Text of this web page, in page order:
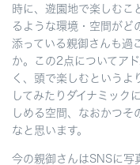
時に、遊園地で楽しむこ
るような環境・空間がど
添っている親御さんも過
か。この2点についてア
く、頭で楽しむというよ
してみたりダイナミック
しめる空間、なおかつそ
なと思います。
今の親御さんはSNSに写